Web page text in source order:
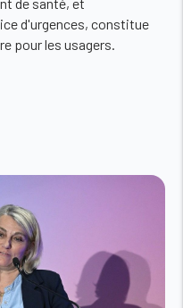
d'urgences, constitue
pour les usagers.